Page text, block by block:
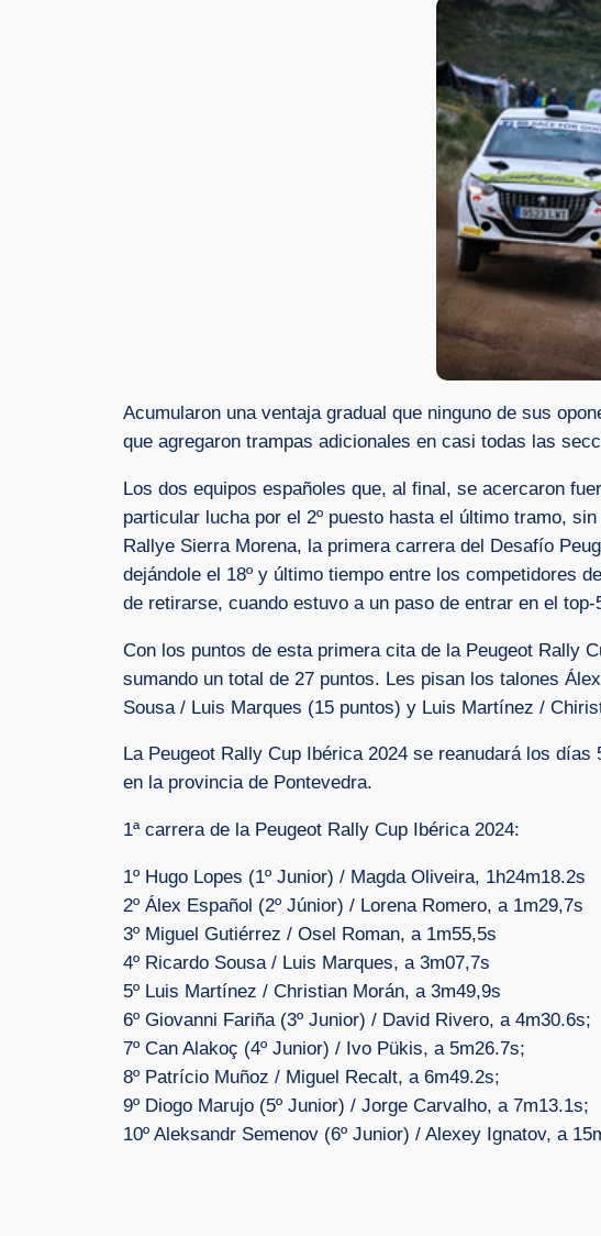
Acumularon una ventaja gradual que ninguno de sus
que agregaron trampas adicionales en casi todas las
Los dos equipos españoles que, al final, se acercaron
particular lucha por el 2º puesto hasta el último tramo,
Rallye Sierra Morena, la primera carrera del Desafío
dejándole el 18º y último tiempo entre los competidores
de retirarse, cuando estuvo a un paso de entrar en el top-
Con los puntos de esta primera cita de la Peugeot Rally
sumando un total de 27 puntos. Les pisan los talones
Sousa / Luis Marques (15 puntos) y Luis Martínez /
La Peugeot Rally Cup Ibérica 2024 se reanudará los
en la provincia de Pontevedra.
1ª carrera de la Peugeot Rally Cup Ibérica 2024:
1º Hugo Lopes (1º Junior) / Magda Oliveira, 1h24m18.2s
2º Álex Español (2º Júnior) / Lorena Romero, a 1m29,7s
3º Miguel Gutiérrez / Osel Roman, a 1m55,5s
4º Ricardo Sousa / Luis Marques, a 3m07,7s
5º Luis Martínez / Christian Morán, a 3m49,9s
6º Giovanni Fariña (3º Junior) / David Rivero, a 4m30.6s;
7º Can Alakoç (4º Junior) / Ivo Pükis, a 5m26.7s;
8º Patrício Muñoz / Miguel Recalt, a 6m49.2s;
9º Diogo Marujo (5º Junior) / Jorge Carvalho, a 7m13.1s;
10º Aleksandr Semenov (6º Junior) / Alexey Ignatov, a